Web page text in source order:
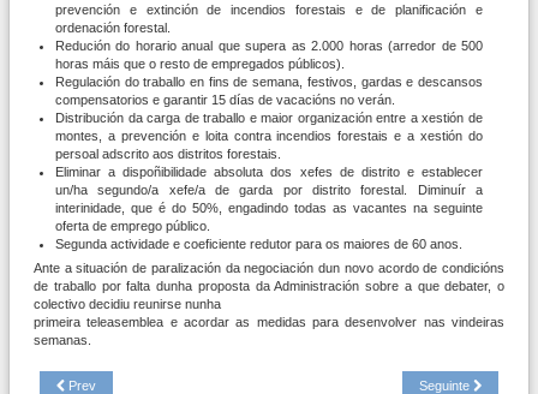
prevención e extinción de incendios forestais e de planificación e
ordenación forestal.
Redución do horario anual que supera as 2.000 horas (arredor de 500
horas máis que o resto de empregados públicos).
Regulación do traballo en fins de semana, festivos, gardas e descansos
compensatorios e garantir 15 días de vacacións no verán.
Distribución da carga de traballo e maior organización entre a xestión de
montes, a prevención e loita contra incendios forestais e a xestión do
persoal adscrito aos distritos forestais.
Eliminar a dispoñibilidade absoluta dos xefes de distrito e establecer
un/ha segundo/a xefe/a de garda por distrito forestal. Diminuír a
interinidade, que é do 50%, engadindo todas as vacantes na seguinte
oferta de emprego público.
Segunda actividade e coeficiente redutor para os maiores de 60 anos.
Ante a situación de paralización da negociación dun novo acordo de condicións
de traballo por falta dunha proposta da Administración sobre a que debater, o
colectivo decidiu reunirse nunha
primeira teleasemblea e acordar as medidas para desenvolver nas vindeiras
semanas.
Prev Seguinte